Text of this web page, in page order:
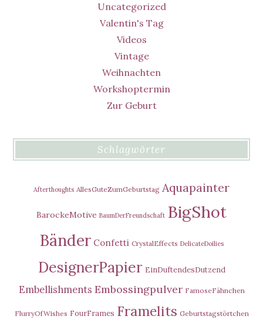
Uncategorized
Valentin's Tag
Videos
Vintage
Weihnachten
Workshoptermin
Zur Geburt
Schlagwörter
Afterthoughts AllesGuteZumGeburtstag Aquapainter
BarockeMotive BaumDerFreundschaft BigShot
Bänder Confetti CrystalEffects DelicateDoilies
DesignerPapier EinDuftendesDutzend
Embellishments Embossingpulver FamoseFähnchen
FlurryOfWishes FourFrames Framelits Geburtstagstörtchen